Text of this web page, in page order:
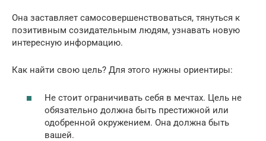
Она заставляет самосовершенствоваться, тянуться к
позитивным созидательным людям, узнавать новую
интересную информацию.
Как найти свою цель? Для этого нужны ориентиры:
Не стоит ограничивать себя в мечтах. Цель не
обязательно должна быть престижной или
одобренной окружением. Она должна быть
вашей.